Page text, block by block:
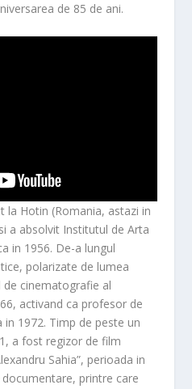
de 85 de ani.
la Hotin (Romania, astazi in
a absolvit Institutul de Arta
in 1956. De-a lungul
polarizate de lumea
cinematografie al
activand ca profesor de
1972. Timp de peste un
a fost regizor de film
Sahia”, perioada in
printre care